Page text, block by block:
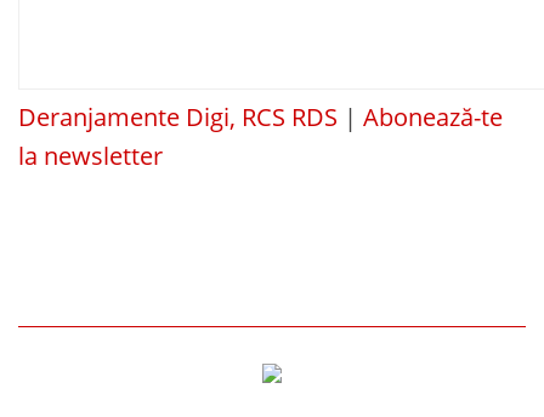
Deranjamente Digi, RCS RDS | Abonează-te
la newsletter